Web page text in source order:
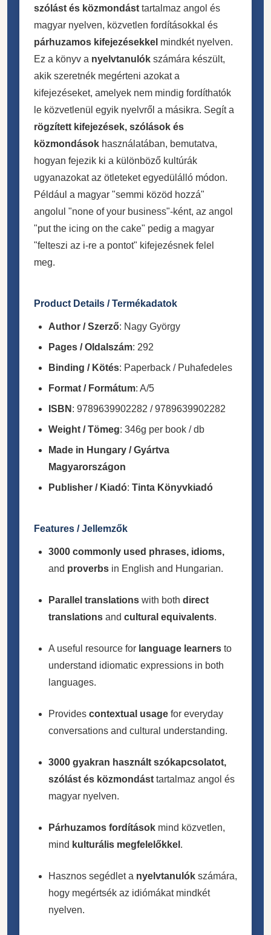
szólást és közmondást tartalmaz angol és
magyar nyelven, közvetlen fordításokkal és
párhuzamos kifejezésekkel mindkét nyelven.
Ez a könyv a nyelvtanulók számára készült,
akik szeretnék megérteni azokat a
kifejezéseket, amelyek nem mindig fordíthatók
le közvetlenül egyik nyelvről a másikra. Segít a
rögzített kifejezések, szólások és
közmondások használatában, bemutatva,
hogyan fejezik ki a különböző kultúrák
ugyanazokat az ötleteket egyedülálló módon.
Például a magyar "semmi közöd hozzá"
angolul "none of your business"-ként, az angol
"put the icing on the cake" pedig a magyar
"felteszi az i-re a pontot" kifejezésnek felel
meg.
Product Details / Termékadatok
Author / Szerző: Nagy György
Pages / Oldalszám: 292
Binding / Kötés: Paperback / Puhafedeles
Format / Formátum: A/5
ISBN : 9789639902282 / 9789639902282
Weight / Tömeg: 346g per book / db
Made in Hungary / Gyártva
Magyarországon
Publisher / Kiadó: Tinta Könyvkiadó
Features / Jellemzők
3000 commonly used phrases, idioms,
and proverbs in English and Hungarian.
Parallel translations with both direct
translations and cultural equivalents.
A useful resource for language learners to
understand idiomatic expressions in both
languages.
Provides contextual usage for everyday
conversations and cultural understanding.
3000 gyakran használt szókapcsolatot,
szólást és közmondást tartalmaz angol és
magyar nyelven.
Párhuzamos fordítások mind közvetlen,
mind kulturális megfelelőkkel .
Hasznos segédlet a nyelvtanulók számára,
hogy megértsék az idiómákat mindkét
nyelven.